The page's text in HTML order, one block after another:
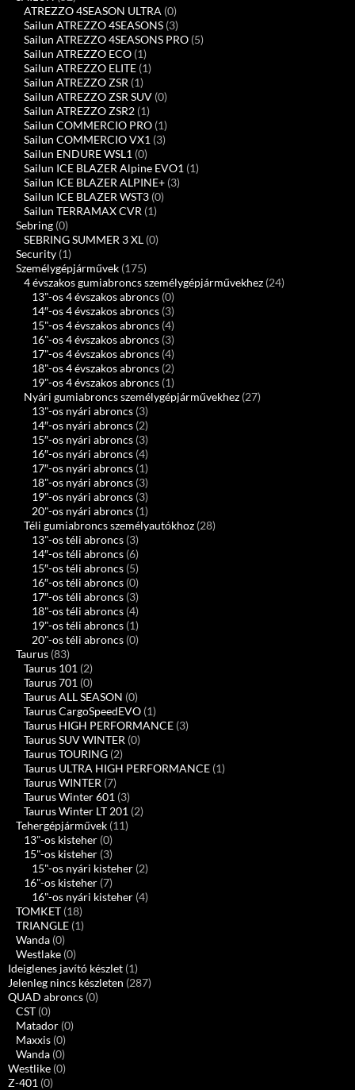
ATREZZO 4SEASON ULTRA (0)
Sailun ATREZZO 4SEASONS (3)
Sailun ATREZZO 4SEASONS PRO (5)
Sailun ATREZZO ECO (1)
Sailun ATREZZO ELITE (1)
Sailun ATREZZO ZSR (1)
Sailun ATREZZO ZSR SUV (0)
Sailun ATREZZO ZSR2 (1)
Sailun COMMERCIO PRO (1)
Sailun COMMERCIO VX1 (3)
Sailun ENDURE WSL1 (0)
Sailun ICE BLAZER Alpine EVO1 (1)
Sailun ICE BLAZER ALPINE+ (3)
Sailun ICE BLAZER WST3 (0)
Sailun TERRAMAX CVR (1)
Sebring (0)
SEBRING SUMMER 3 XL (0)
Security (1)
Személygépjárművek (175)
4 évszakos gumiabroncs személygépjárművekhez (24)
13"-os 4 évszakos abroncs (0)
14″-os 4 évszakos abroncs (3)
15"-os 4 évszakos abroncs (4)
16"-os 4 évszakos abroncs (3)
17"-os 4 évszakos abroncs (4)
18"-os 4 évszakos abroncs (2)
19"-os 4 évszakos abroncs (1)
Nyári gumiabroncs személygépjárművekhez (27)
13"-os nyári abroncs (3)
14″-os nyári abroncs (2)
15″-os nyári abroncs (3)
16″-os nyári abroncs (4)
17″-os nyári abroncs (1)
18"-os nyári abroncs (3)
19"-os nyári abroncs (3)
20"-os nyári abroncs (1)
Téli gumiabroncs személyautókhoz (28)
13"-os téli abroncs (3)
14″-os téli abroncs (6)
15″-os téli abroncs (5)
16″-os téli abroncs (0)
17″-os téli abroncs (3)
18"-os téli abroncs (4)
19"-os téli abroncs (1)
20"-os téli abroncs (0)
Taurus (83)
Taurus 101 (2)
Taurus 701 (0)
Taurus ALL SEASON (0)
Taurus CargoSpeedEVO (1)
Taurus HIGH PERFORMANCE (3)
Taurus SUV WINTER (0)
Taurus TOURING (2)
Taurus ULTRA HIGH PERFORMANCE (1)
Taurus WINTER (7)
Taurus Winter 601 (3)
Taurus Winter LT 201 (2)
Tehergépjárművek (11)
13"-os kisteher (0)
15"-os kisteher (3)
15"-os nyári kisteher (2)
16"-os kisteher (7)
16"-os nyári kisteher (4)
TOMKET (18)
TRIANGLE (1)
Wanda (0)
Westlake (0)
Ideiglenes javító készlet (1)
Jelenleg nincs készleten (287)
QUAD abroncs (0)
CST (0)
Matador (0)
Maxxis (0)
Wanda (0)
Westlike (0)
Z-401 (0)